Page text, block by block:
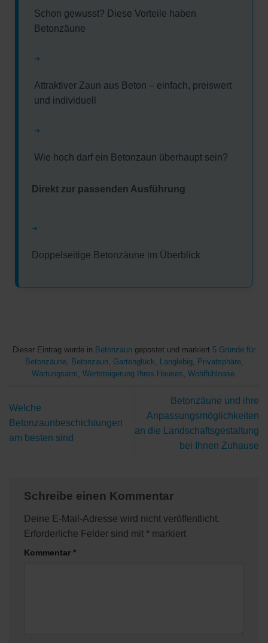
Schon gewusst? Diese Vorteile haben
Betonzäune
➜
Attraktiver Zaun aus Beton – einfach, preiswert
und individuell
➜
Wie hoch darf ein Betonzaun überhaupt sein?
Direkt zur passenden Ausführung
➜
Doppelseitige Betonzäune im Überblick
Dieser Eintrag wurde in Betonzaun gepostet und markiert 5 Gründe für
Betonzäune, Betonzaun, Gartenglück Langlebig, Privatsphäre,
Wartungsarm Wertsteigerung Ihres Hauses Wohlfühloase.
Welche
Betonzaunbeschichtungen
am besten sind
Betonzäune und ihre
Anpassungsmöglichkeiten
an die Landschaftsgestaltung
bei Ihnen Zuhause
Schreibe einen Kommentar
Deine E-Mail-Adresse wird nicht veröffentlicht.
Erforderliche Felder sind mit * markiert
Kommentar *